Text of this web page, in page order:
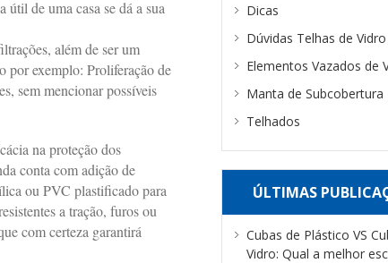
de uma casa se dá a sua
além de ser um
por exemplo: Proliferação de
sem mencionar possíveis
na proteção dos
conta com adição de
ou PVC plastificado para
a tração, furos ou
com certeza garantirá
Dicas
Dúvidas Telhas de Vidro
Elementos Vazados de
Manta de Subcobertura
Telhados
ÚLTIMAS
Cubas de Plástico VS
Vidro: Qual a melhor